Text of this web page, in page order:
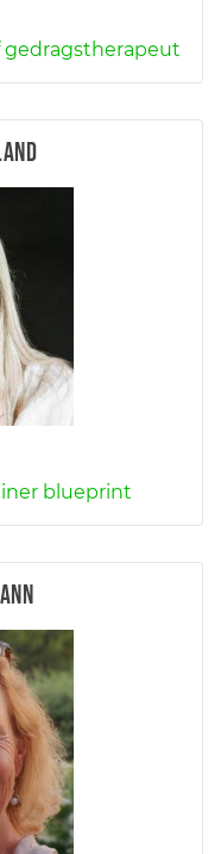
gedragstherapeut
blueprint